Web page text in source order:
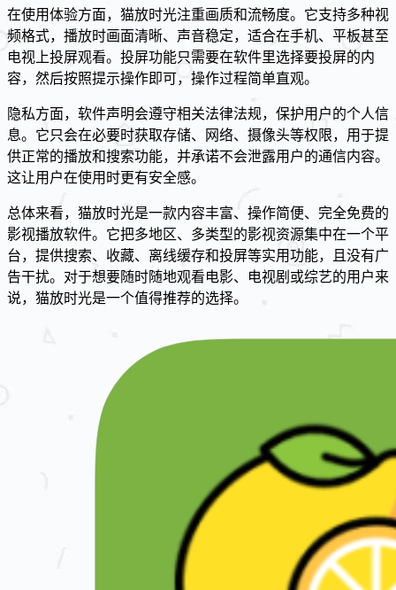
在使用体验方面，猫放时光注重画质和流畅度。它支持多种视
频格式，播放时画面清晰、声音稳定，适合在手机、平板甚至
电视上投屏观看。投屏功能只需要在软件里选择要投屏的内
容，然后按照提示操作即可，操作过程简单直观。
隐私方面，软件声明会遵守相关法律法规，保护用户的个人信
息。它只会在必要时获取存储、网络、摄像头等权限，用于提
供正常的播放和搜索功能，并承诺不会泄露用户的通信内容。
这让用户在使用时更有安全感。
总体来看，猫放时光是一款内容丰富、操作简便、完全免费的
影视播放软件。它把多地区、多类型的影视资源集中在一个平
台，提供搜索、收藏、离线缓存和投屏等实用功能，且没有广
告干扰。对于想要随时随地观看电影、电视剧或综艺的用户来
说，猫放时光是一个值得推荐的选择。